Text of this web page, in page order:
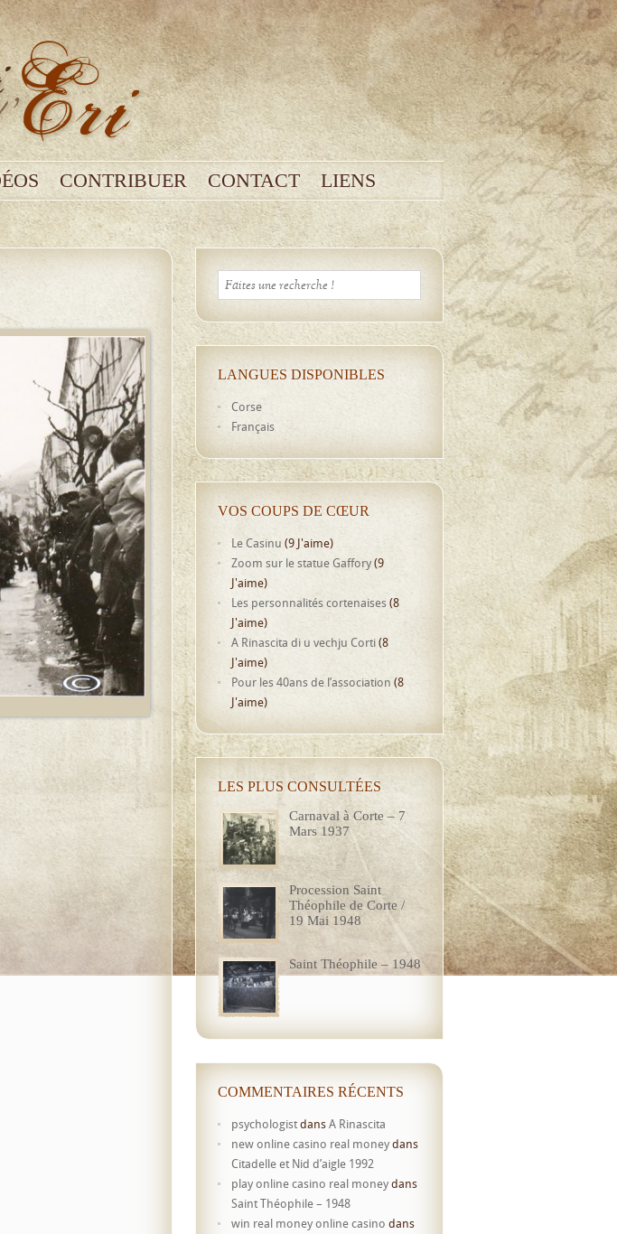
CONTRIBUER CONTACT LIENS
LANGUES DISPONIBLES
Corse
Français
VOS COUPS DE CŒUR
Le Casinu (9 J'aime)
Zoom sur le statue Gaffory(9
J'aime)
Les personnalités cortenaises(8
J'aime)
A Rinascita di u vechju Corti(8
J'aime)
Pour les 40ans de l’association (8
J'aime)
LES PLUS CONSULTÉES
Carnaval à Corte – 7
Mars 1937
Procession Saint
Théophile de Corte /
19 Mai 1948
Saint Théophile – 1948
COMMENTAIRES RÉCENTS
psychologistdansA Rinascita
new online casino real moneydans
Citadelle et Nid d’aigle 1992
play online casino real moneydans
Saint Théophile – 1948
win real money online casino dans